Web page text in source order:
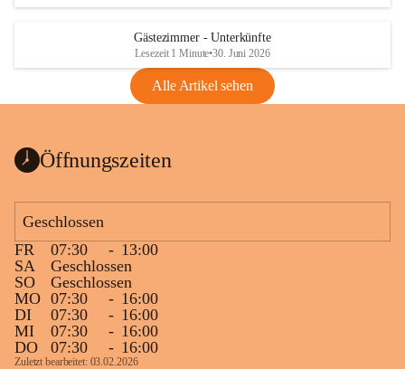
Gästezimmer - Unterkünfte
Lesezeit 1 Minute•30. Juni 2026
Alle Artikel sehen
Öffnungszeiten
Geschlossen
FR
07:30 - 13:00
SA
Geschlossen
SO
Geschlossen
MO 07:30 - 16:00
DI
07:30 - 16:00
MI
07:30 - 16:00
DO
07:30 - 16:00
Zuletzt bearbeitet: 03.02.2026